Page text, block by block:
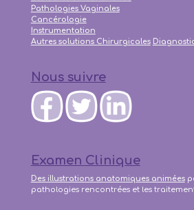
Pathologies Vaginales
Cancérologie
Instrumentation
Autres solutions Chirurgicales
Nous suivre
Examen Clinique
Des illustrations anatomiques animées
pathologies rencontrées et les